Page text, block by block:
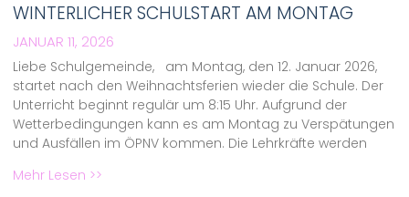
WINTERLICHER SCHULSTART AM MONTAG
JANUAR 11, 2026
Liebe Schulgemeinde, am Montag, den 12. Januar 2026,
startet nach den Weihnachtsferien wieder die Schule. Der
Unterricht beginnt regulär um 8:15 Uhr. Aufgrund der
Wetterbedingungen kann es am Montag zu Verspätungen
und Ausfällen im ÖPNV kommen. Die Lehrkräfte werden
Mehr Lesen >>